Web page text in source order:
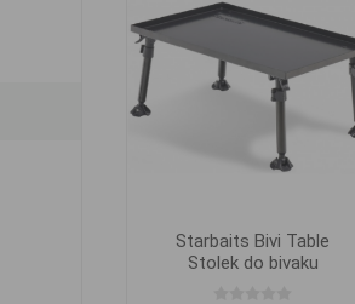
Starbaits Bivi Table
Stolek do bivaku